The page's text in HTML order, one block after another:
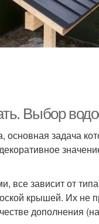
Выбор
задача
все зависит от
крышей. Их не
дополнения